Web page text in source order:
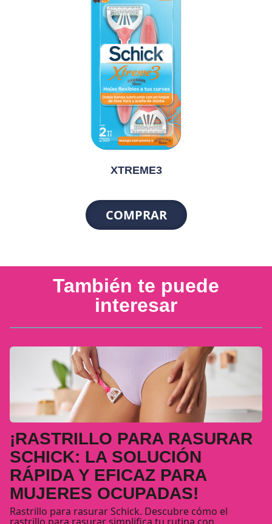
XTREME3
COMPRAR
También te puede
interesar
¡RASTRILLO PARA RASURAR
SCHICK: LA SOLUCIÓN
RÁPIDA Y EFICAZ PARA
MUJERES OCUPADAS!
Rastrillo para rasurar Schick. Descubre cómo el